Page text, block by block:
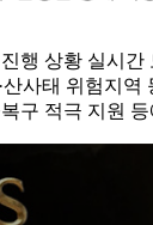
행 상황 실시간
산사태 위험지
구 적극 지원